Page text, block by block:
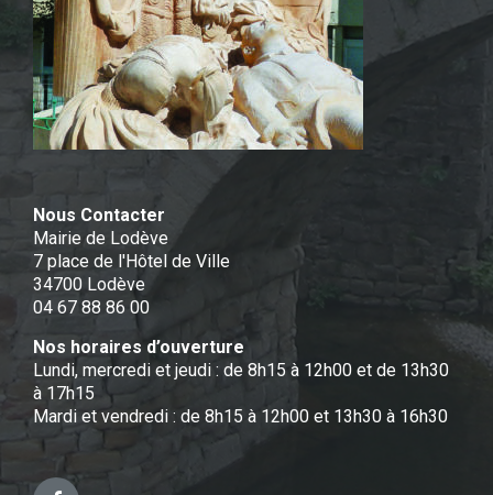
Nous Contacter
Mairie de Lodève
7 place de l'Hôtel de Ville
34700 Lodève
04 67 88 86 00
Nos horaires d’ouverture
Lundi, mercredi et jeudi : de 8h15 à 12h00 et de 13h30
à 17h15
Mardi et vendredi : de 8h15 à 12h00 et 13h30 à 16h30